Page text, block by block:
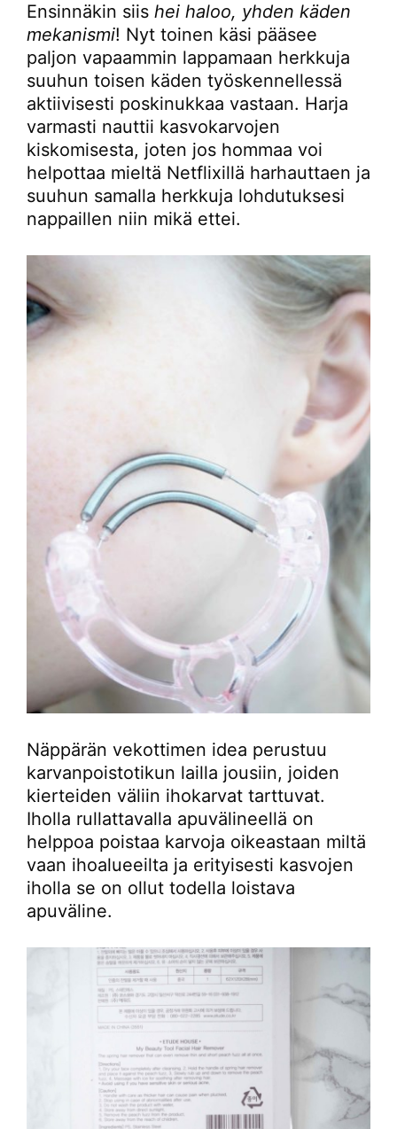
Ensinnäkin siis hei haloo, yhden käden
mekanismi! Nyt toinen käsi pääsee
paljon vapaammin lappamaan herkkuja
suuhun toisen käden työskennellessä
aktiivisesti poskinukkaa vastaan. Harja
varmasti nauttii kasvokarvojen
kiskomisesta, joten jos hommaa voi
helpottaa mieltä Netflixillä harhauttaen ja
suuhun samalla herkkuja lohdutuksesi
nappaillen niin mikä ettei.
Näppärän vekottimen idea perustuu
karvanpoistotikun lailla jousiin, joiden
kierteiden väliin ihokarvat tarttuvat.
Iholla rullattavalla apuvälineellä on
helppoa poistaa karvoja oikeastaan miltä
vaan ihoalueeilta ja erityisesti kasvojen
iholla se on ollut todella loistava
apuväline.